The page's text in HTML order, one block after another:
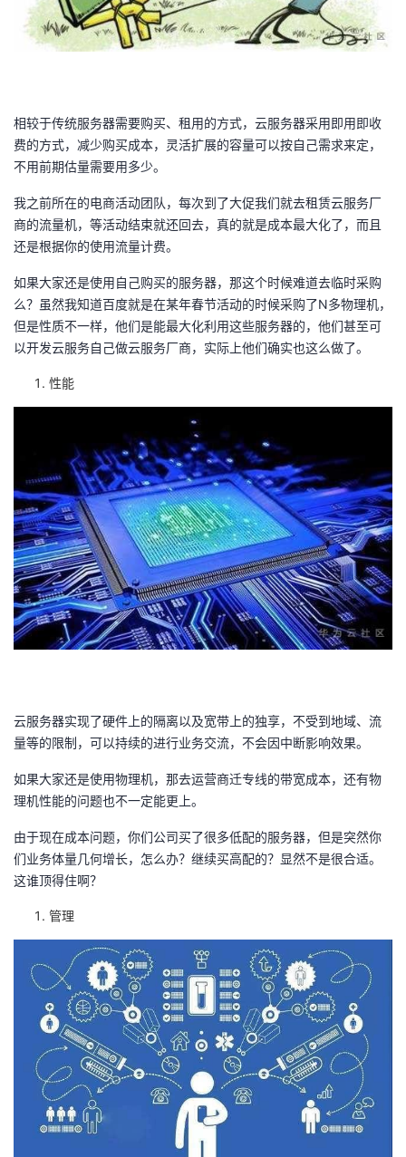
相较于传统服务器需要购买、租用的方式，云服务器采用即用即收
费的方式，减少购买成本，灵活扩展的容量可以按自己需求来定，
不用前期估量需要用多少。
我之前所在的电商活动团队，每次到了大促我们就去租赁云服务厂
商的流量机，等活动结束就还回去，真的就是成本最大化了，而且
还是根据你的使用流量计费。
如果大家还是使用自己购买的服务器，那这个时候难道去临时采购
么？虽然我知道百度就是在某年春节活动的时候采购了N多物理机，
但是性质不一样，他们是能最大化利用这些服务器的，他们甚至可
以开发云服务自己做云服务厂商，实际上他们确实也这么做了。
性能
云服务器实现了硬件上的隔离以及宽带上的独享，不受到地域、流
量等的限制，可以持续的进行业务交流，不会因中断影响效果。
如果大家还是使用物理机，那去运营商迁专线的带宽成本，还有物
理机性能的问题也不一定能更上。
由于现在成本问题，你们公司买了很多低配的服务器，但是突然你
们业务体量几何增长，怎么办？继续买高配的？显然不是很合适。
这谁顶得住啊？
管理